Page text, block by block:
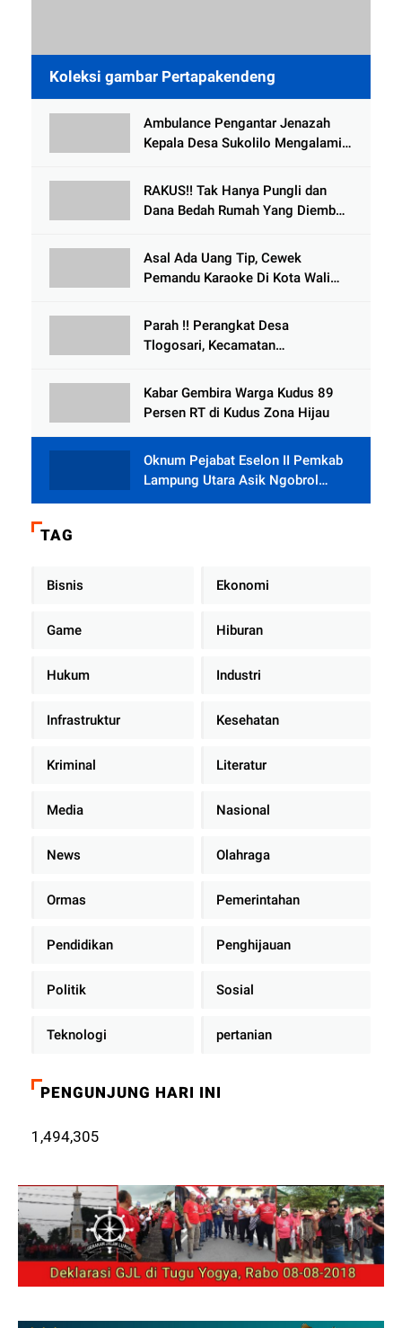
Koleksi gambar Pertapakendeng
Ambulance Pengantar Jenazah
Kepala Desa Sukolilo Mengalami
Meninggal Dunia
RAKUS!! Tak Hanya Pungli dan
Dana Bedah Rumah Yang Diembat,
Tlogowungu, di Duga
Selewengkan Bantuan Mushola
Asal Ada Uang Tip, Cewek
Pemandu Karaoke Di Kota Wali
Parah !! Perangkat Desa
Tlogosari, Kecamatan
Rumah dari BAZNAS
Kabar Gembira Warga Kudus 89
Persen RT di Kudus Zona Hijau
Oknum Pejabat Eselon II Pemkab
Lampung Utara Asik Ngobrol
Dengan Teman Kencan Wanitanya
TAG
Bisnis Ekonomi
Game Hiburan
Hukum Industri
Infrastruktur Kesehatan
Kriminal Literatur
Media Nasional
News Olahraga
Ormas Pemerintahan
Pendidikan Penghijauan
Politik Sosial
Teknologi pertanian
PENGUNJUNG HARI INI
1,494,305